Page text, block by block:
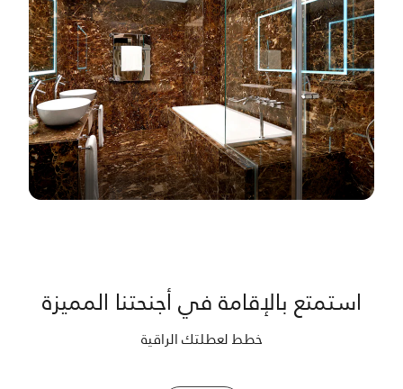
استمتع بالإقامة في أجنحتنا المميزة
خطط لعطلتك الراقية